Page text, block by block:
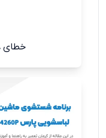
خطای E8 در لباسشویی دوو